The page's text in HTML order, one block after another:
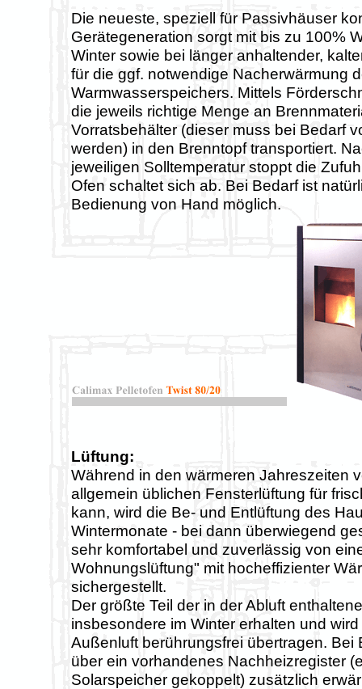
Die neueste, speziell für Passivhäuser
Gerätegeneration sorgt mit bis zu 100%
Winter sowie bei länger anhaltender,
für die ggf. notwendige Nacherwärmung
Warmwasserspeichers. Mittels
die jeweils richtige Menge an
Vorratsbehälter (dieser muss bei Bedarf
werden) in den Brenntopf transportiert.
jeweiligen Solltemperatur stoppt die
Ofen schaltet sich ab. Bei Bedarf ist
Bedienung von Hand möglich.
Lüftung:
Während in den wärmeren Jahreszeiten
allgemein üblichen Fensterlüftung für
kann, wird die Be- und Entlüftung des
Wintermonate - bei dann überwiegend
sehr komfortabel und zuverlässig von
Wohnungslüftung" mit hocheffizienter
sichergestellt.
Der größte Teil der in der Abluft
insbesondere im Winter erhalten und
Außenluft berührungsfrei übertragen. Bei
über ein vorhandenes Nachheizregister
Solarspeicher gekoppelt) zusätzlich